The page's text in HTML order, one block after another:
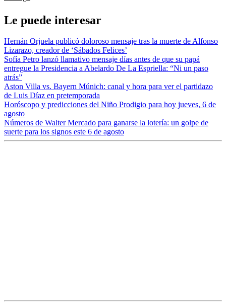
Le puede interesar
Hernán Orjuela publicó doloroso mensaje tras la muerte de Alfonso
Lizarazo, creador de ‘Sábados Felices’
Sofía Petro lanzó llamativo mensaje días antes de que su papá
entregue la Presidencia a Abelardo De La Espriella: “Ni un paso
atrás”
Aston Villa vs. Bayern Múnich: canal y hora para ver el partidazo
de Luis Díaz en pretemporada
Horóscopo y predicciones del Niño Prodigio para hoy jueves, 6 de
agosto
Números de Walter Mercado para ganarse la lotería: un golpe de
suerte para los signos este 6 de agosto